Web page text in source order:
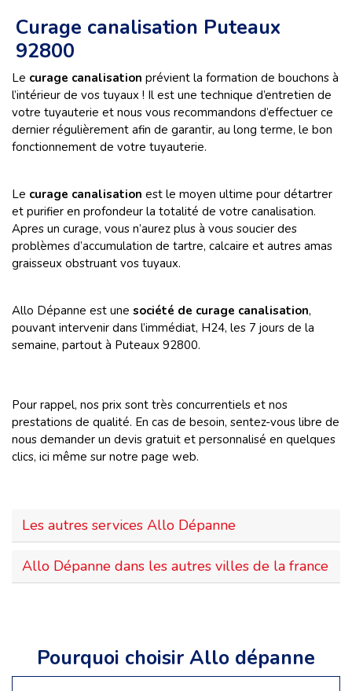
Curage canalisation Puteaux
92800
Le curage canalisation prévient la formation de bouchons à
l’intérieur de vos tuyaux ! Il est une technique d’entretien de
votre tuyauterie et nous vous recommandons d’effectuer ce
dernier régulièrement afin de garantir, au long terme, le bon
fonctionnement de votre tuyauterie.
Le curage canalisation est le moyen ultime pour détartrer
et purifier en profondeur la totalité de votre canalisation.
Apres un curage, vous n’aurez plus à vous soucier des
problèmes d’accumulation de tartre, calcaire et autres amas
graisseux obstruant vos tuyaux.
Allo Dépanne est une société de curage canalisation,
pouvant intervenir dans l’immédiat, H24, les 7 jours de la
semaine, partout à Puteaux 92800.
Pour rappel, nos prix sont très concurrentiels et nos
prestations de qualité. En cas de besoin, sentez-vous libre de
nous demander un devis gratuit et personnalisé en quelques
clics, ici même sur notre page web.
Les autres services Allo Dépanne
Allo Dépanne dans les autres villes de la france
Pourquoi choisir Allo dépanne